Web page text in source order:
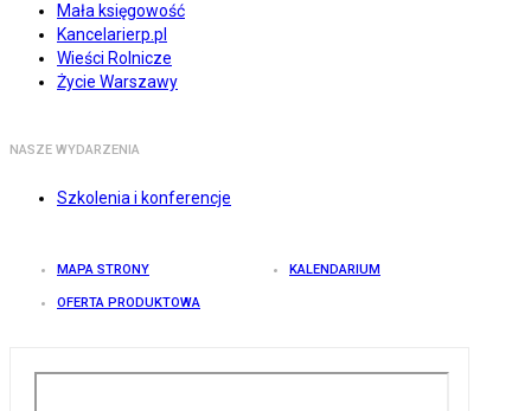
Mała księgowość
Kancelarierp.pl
Wieści Rolnicze
Życie Warszawy
NASZE WYDARZENIA
Szkolenia i konferencje
MAPA STRONY KALENDARIUM
OFERTA PRODUKTOWA